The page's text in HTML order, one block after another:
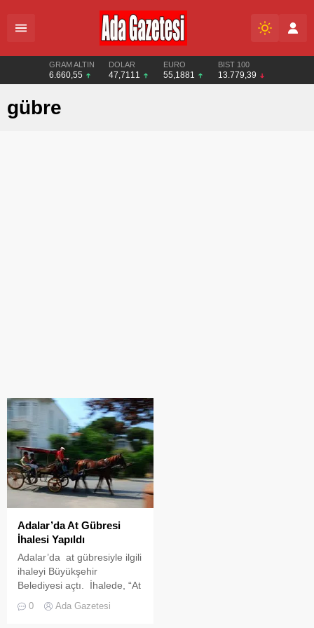
GRAM ALTIN
6.660,55
DOLAR
47,7111
EURO
55,1881
BIST 100
13.779,39
gübre
Adalar’da At Gübresi
İhalesi Yapıldı
Adalar’da at gübresiyle ilgili
ihaleyi Büyükşehir
Belediyesi açtı. İhalede, “At
yararlanılır, biogaz üretilir
0 Ada Gazetesi